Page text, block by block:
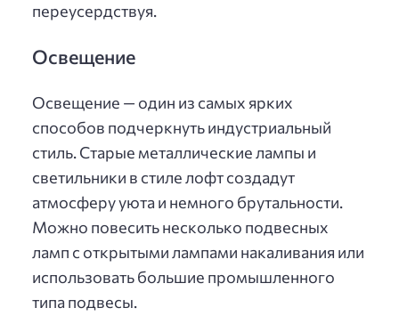
переусердствуя.
Освещение
Освещение — один из самых ярких
способов подчеркнуть индустриальный
стиль. Старые металлические лампы и
светильники в стиле лофт создадут
атмосферу уюта и немного брутальности.
Можно повесить несколько подвесных
ламп с открытыми лампами накаливания или
использовать большие промышленного
типа подвесы.